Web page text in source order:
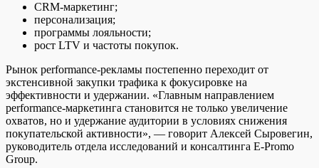
CRM-маркетинг;
персонализация;
программы лояльности;
рост LTV и частоты покупок.
Рынок performance-рекламы постепенно переходит от
экстенсивной закупки трафика к фокусировке на
эффективности и удержании. «Главным направлением
performance-маркетинга становится не только увеличение
охватов, но и удержание аудитории в условиях снижения
покупательской активности», — говорит Алексей Сыровегин,
руководитель отдела исследований и консалтинга E-Promo
Group.